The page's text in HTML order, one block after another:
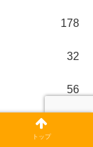
178
32
56
トップ